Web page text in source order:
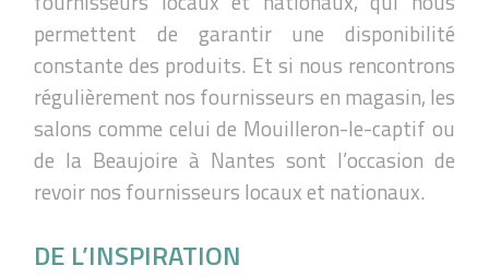
permettent de garantir une disponibilité
constante des produits. Et si nous rencontrons
régulièrement nos fournisseurs en magasin, les
salons comme celui de Mouilleron-le-captif ou
de la Beaujoire à Nantes sont l’occasion de
revoir nos fournisseurs locaux et nationaux.
DE L’INSPIRATION